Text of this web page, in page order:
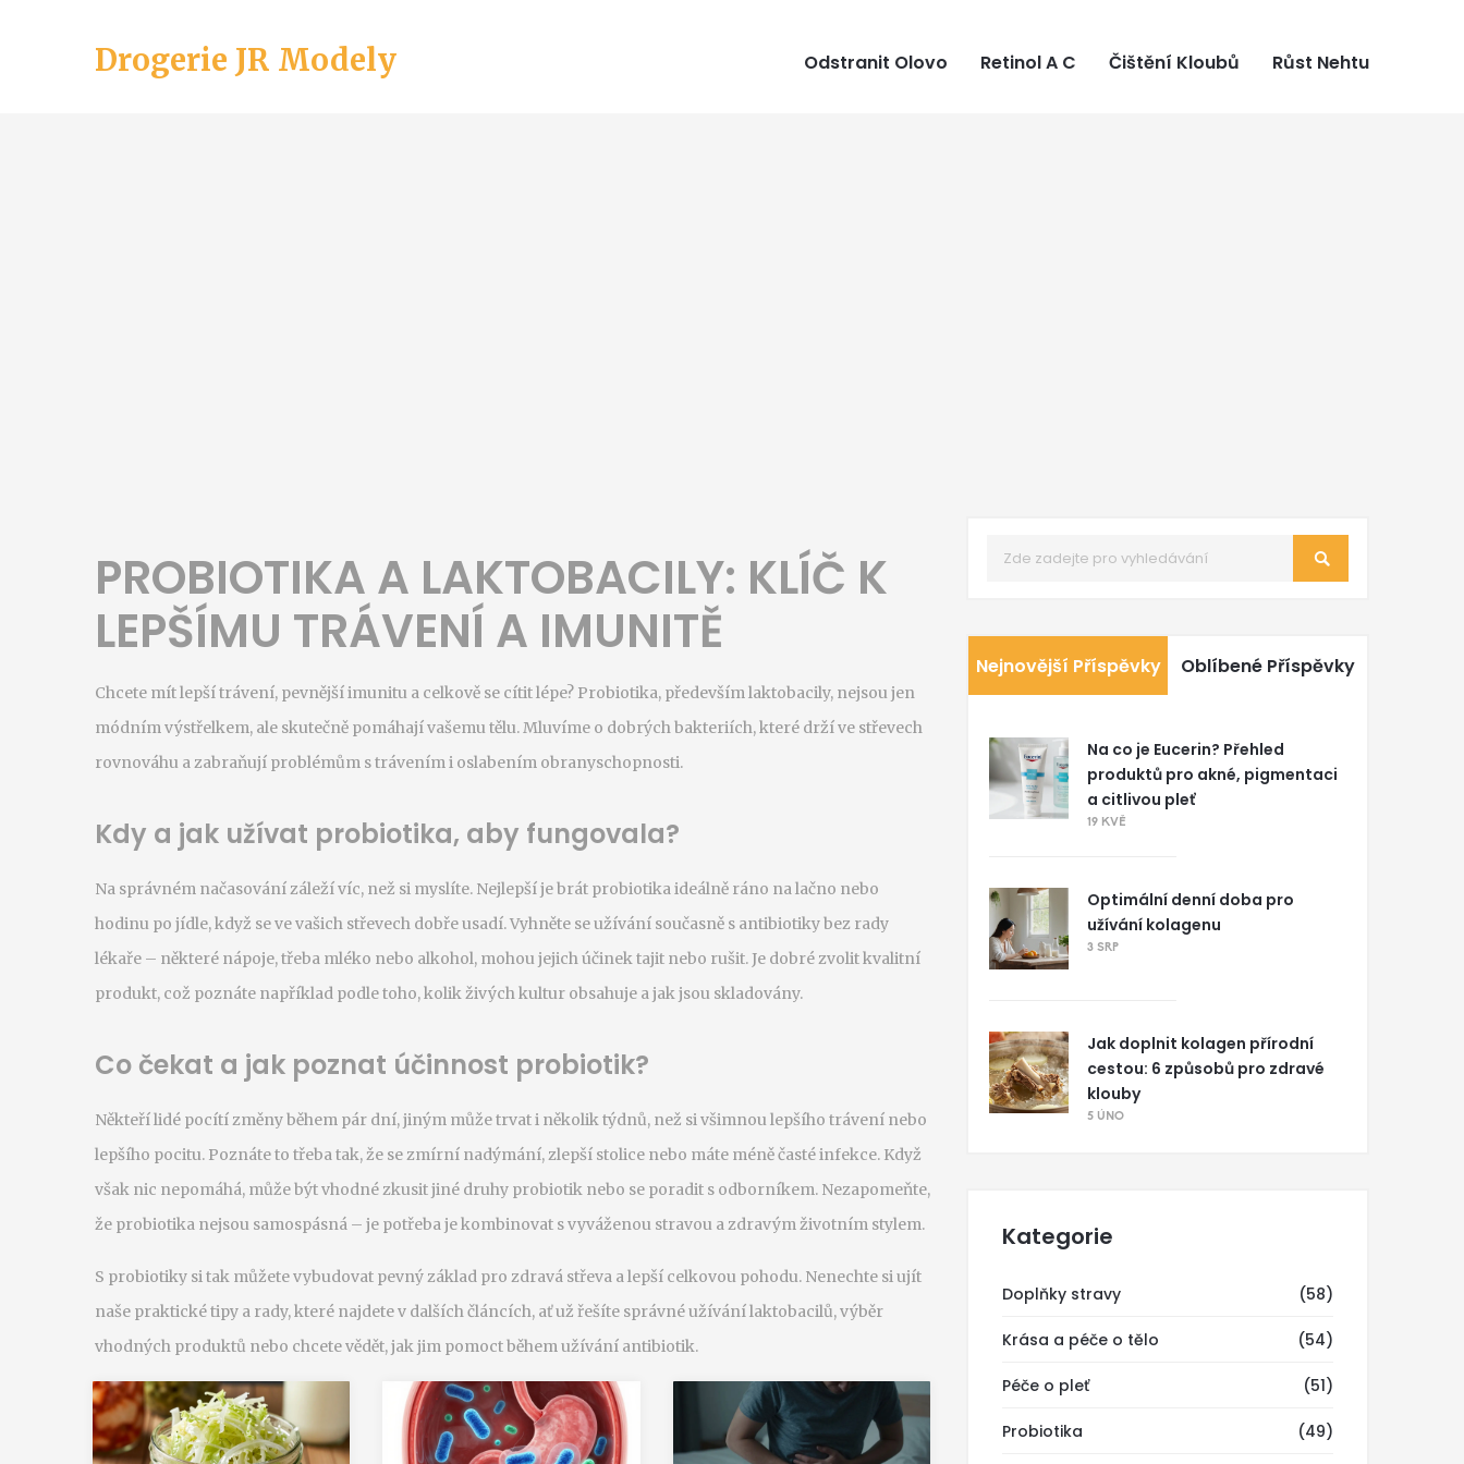
Drogerie JR Modely Odstranit Olovo Retinol A C Čištění Kloubů Růst Nehtu
PROBIOTIKA A LAKTOBACILY: KLÍČ K
LEPŠÍMU TRÁVENÍ A IMUNITĚ
Chcete mít lepší trávení, pevnější imunitu a celkově se cítit lépe? Probiotika, především laktobacily, nejsou jen
módním výstřelkem, ale skutečně pomáhají vašemu tělu. Mluvíme o dobrých bakteriích, které drží ve střevech
rovnováhu a zabraňují problémům s trávením i oslabením obranyschopnosti.
Kdy a jak užívat probiotika, aby fungovala?
Na správném načasování záleží víc, než si myslíte. Nejlepší je brát probiotika ideálně ráno na lačno nebo
hodinu po jídle, když se ve vašich střevech dobře usadí. Vyhněte se užívání současně s antibiotiky bez rady
lékaře – některé nápoje, třeba mléko nebo alkohol, mohou jejich účinek tajit nebo rušit. Je dobré zvolit kvalitní
produkt, což poznáte například podle toho, kolik živých kultur obsahuje a jak jsou skladovány.
Co čekat a jak poznat účinnost probiotik?
Někteří lidé pocítí změny během pár dní, jiným může trvat i několik týdnů, než si všimnou lepšího trávení nebo
lepšího pocitu. Poznáte to třeba tak, že se zmírní nadýmání, zlepší stolice nebo máte méně časté infekce. Když
však nic nepomáhá, může být vhodné zkusit jiné druhy probiotik nebo se poradit s odborníkem. Nezapomeňte,
že probiotika nejsou samospásná – je potřeba je kombinovat s vyváženou stravou a zdravým životním stylem.
S probiotiky si tak můžete vybudovat pevný základ pro zdravá střeva a lepší celkovou pohodu. Nenechte si ujít
naše praktické tipy a rady, které najdete v dalších článcích, ať už řešíte správné užívání laktobacilů, výběr
vhodných produktů nebo chcete vědět, jak jim pomoct během užívání antibiotik.
Nejnovější Příspěvky Oblíbené Příspěvky
Na co je Eucerin? Přehled
produktů pro akné, pigmentaci
a citlivou pleť
19 KVĚ
Optimální denní doba pro
užívání kolagenu
3 SRP
Jak doplnit kolagen přírodní
cestou: 6 způsobů pro zdravé
klouby
5 ÚNO
Kategorie
Doplňky stravy (58)
Krása a péče o tělo (54)
Péče o pleť (51)
Probiotika (49)